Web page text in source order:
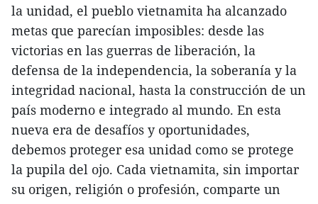
la unidad, el pueblo vietnamita ha alcanzado
metas que parecían imposibles: desde las
victorias en las guerras de liberación, la
defensa de la independencia, la soberanía y la
integridad nacional, hasta la construcción de un
país moderno e integrado al mundo. En esta
nueva era de desafíos y oportunidades,
debemos proteger esa unidad como se protege
la pupila del ojo. Cada vietnamita, sin importar
su origen, religión o profesión, comparte un